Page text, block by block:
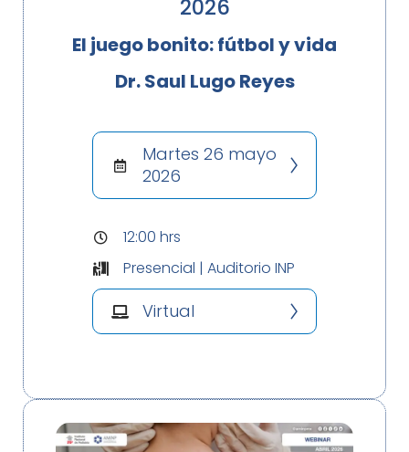
2026
El juego bonito: fútbol y vida
Dr. Saul Lugo Reyes
Martes 26 mayo
2026
12:00 hrs
Presencial | Auditorio INP
Virtual